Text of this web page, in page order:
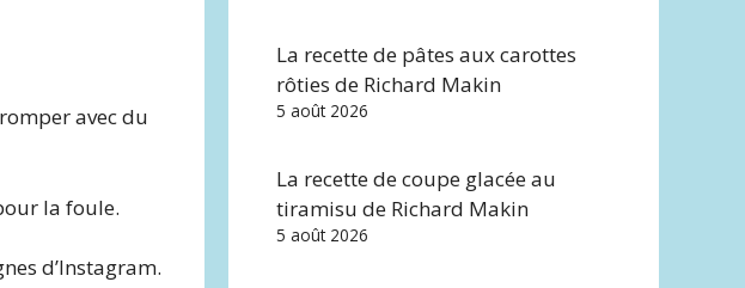
avec du
la foule.
d’Instagram.
La recette de pâtes aux carottes
rôties de Richard Makin
5 août 2026
La recette de coupe glacée au
tiramisu de Richard Makin
5 août 2026